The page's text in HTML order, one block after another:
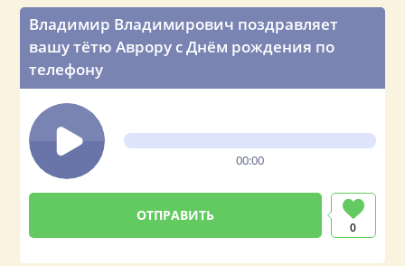
Владимир Владимирович поздравляет
вашу тётю Аврору с Днём рождения по
телефону
00:00
0